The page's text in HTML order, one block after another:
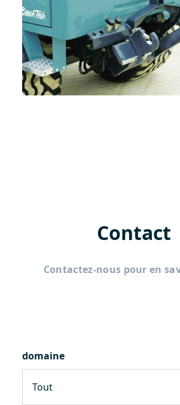
Contact
Contactez-nous pour en
domaine